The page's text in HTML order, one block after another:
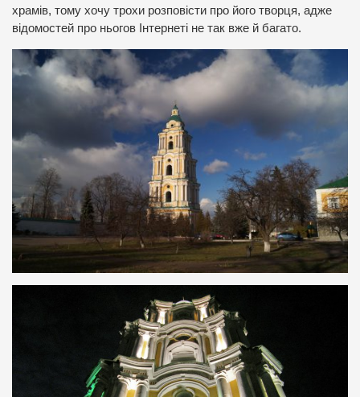
храмів, тому хочу трохи розповісти про його творця, адже
відомостей про ньогов Інтернеті не так вже й багато.